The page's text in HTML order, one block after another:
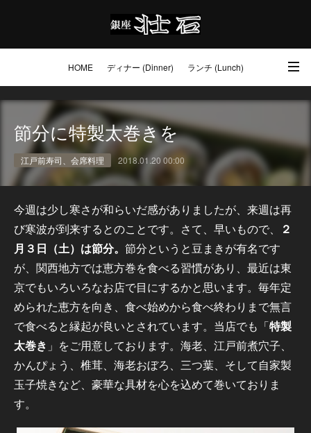
HOME ディナー (Dinner) ランチ (Lunch)
アクセス・ご予約 (Access / Reservations) ワイン (Wine) お土産 (Go to)
壮石の心 (Our Philosophy)
節分に特製太巻きを
江戸前寿司、会席料理 2018.01.20 00:00
今週は少し寒さが和らいだ感がありましたが、来週は再
び寒波が到来するとのことです。さて、早いもので、
２
月３日（土）は節分。 節分というと豆まきが有名です
が、関西地方では恵方巻を食べる習慣があり、最近は東
京でもいろいろなお店で目にするかと思います。毎年定
められた恵方を向き、食べ始めから食べ終わりまで無言
で食べると縁起が良いとされています。当店でも「特製
太巻き 」をご用意しております。海老、江戸前煮穴子、
かんぴょう、椎茸、海老おぼろ、三つ葉、そして自家製
玉子焼きなど、豪華な具材を心を込めて巻いておりま
す。